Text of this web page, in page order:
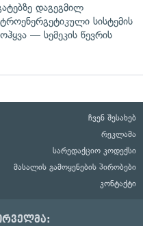
დაგეგმილ
სისტემის
— სემეკის წევრის
ჩვენ შესახებ
რეკლამა
სარედაქციო კოდექსი
მასალის გამოყენების პირობები
კონტაქტი